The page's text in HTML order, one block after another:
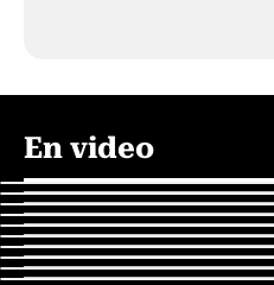
En video